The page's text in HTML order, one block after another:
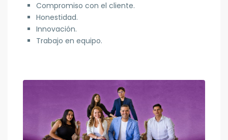
Compromiso con el cliente.
Honestidad.
Innovación.
Trabajo en equipo.